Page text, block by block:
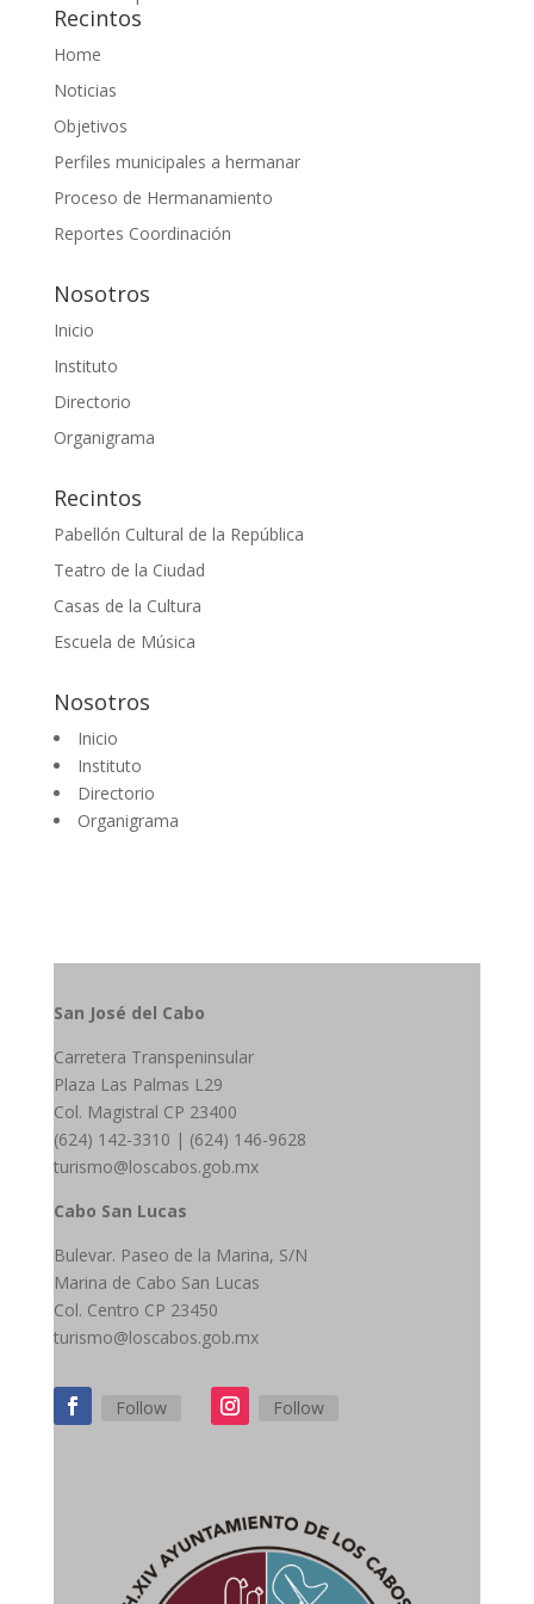
Recintos
Home
Noticias
Objetivos
Perfiles municipales a hermanar
Proceso de Hermanamiento
Reportes Coordinación
Nosotros
Inicio
Instituto
Directorio
Organigrama
Recintos
Pabellón Cultural de la República
Teatro de la Ciudad
Casas de la Cultura
Escuela de Música
Nosotros
Inicio
Instituto
Directorio
Organigrama
San José del Cabo
Carretera Transpeninsular
Plaza Las Palmas L29
Col. Magistral CP 23400
(624) 142-3310 | (624) 146-9628
turismo@loscabos.gob.mx
Cabo San Lucas
Bulevar. Paseo de la Marina, S/N
Marina de Cabo San Lucas
Col. Centro CP 23450
turismo@loscabos.gob.mx
Follow Follow